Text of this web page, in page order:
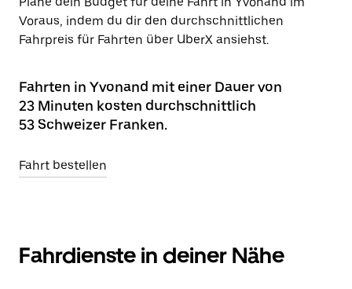
Voraus, indem du dir den durchschnittlichen
Fahrpreis für Fahrten über UberX ansiehst.
Fahrten in Yvonand mit einer Dauer von
23 Minuten kosten durchschnittlich
53 Schweizer Franken.
Fahrt bestellen
Fahrdienste in deiner Nähe